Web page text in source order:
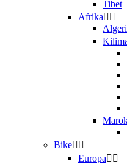
Tibet
Afrika
Bike
Europa